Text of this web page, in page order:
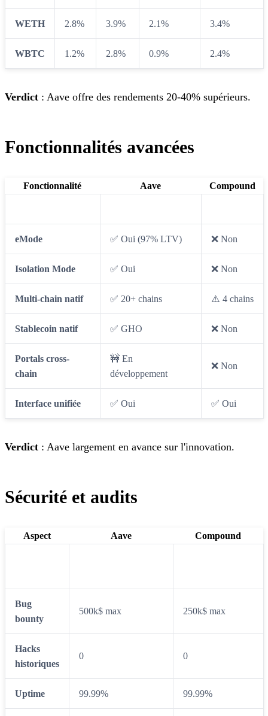
WETH 2.8% 3.9% 2.1% 3.4%
WBTC 1.2% 2.8% 0.9% 2.4%
Verdict : Aave offre des rendements 20-40% supérieurs.
Fonctionnalités avancées
Fonctionnalité Aave Compound
eMode ✅ Oui (97% LTV) ❌ Non
Isolation Mode ✅ Oui ❌ Non
Multi-chain natif ✅ 20+ chains ⚠️ 4 chains
Stablecoin natif ✅ GHO ❌ Non
Portals cross-
chain
🚧 En
développement
❌ Non
Interface unifiée ✅ Oui ✅ Oui
Verdict : Aave largement en avance sur l'innovation.
Sécurité et audits
Aspect Aave Compound
Bug
bounty
500k$ max 250k$ max
Hacks
historiques
0 0
Uptime 99.99% 99.99%